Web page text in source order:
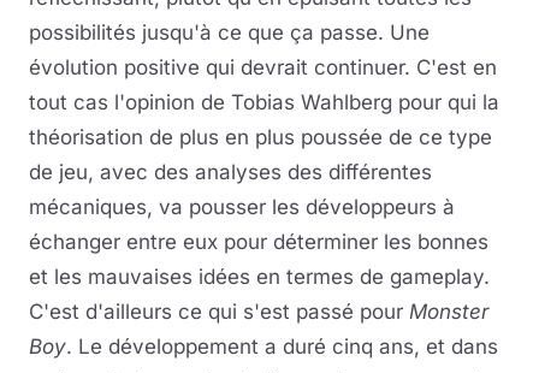
possibilités jusqu'à ce que ça passe. Une
évolution positive qui devrait continuer. C'est en
tout cas l'opinion de Tobias Wahlberg pour qui la
théorisation de plus en plus poussée de ce type
de jeu, avec des analyses des différentes
mécaniques, va pousser les développeurs à
échanger entre eux pour déterminer les bonnes
et les mauvaises idées en termes de gameplay.
C'est d'ailleurs ce qui s'est passé pour Monster
Boy. Le développement a duré cinq ans, et dans